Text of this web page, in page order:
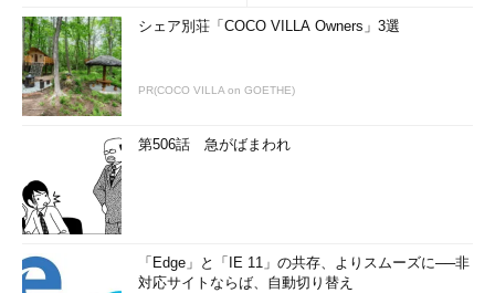
シェア別荘「COCO VILLA Owners」3選
PR(COCO VILLA on GOETHE)
第506話 急がばまわれ
「Edge」と「IE 11」の共存、よりスムーズに──非
対応サイトならば、自動切り替え